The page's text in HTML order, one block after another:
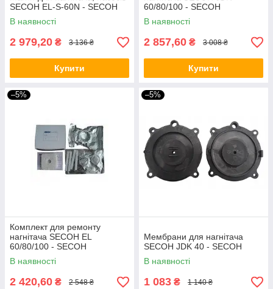
SECOH EL-S-60N - SECOH
В наявності
2 979,20 ₴ 3 136 ₴
Купити
60/80/100 - SECOH
В наявності
2 857,60 ₴ 3 008 ₴
Купити
–5%
Комплект для ремонту
нагнітача SECOH EL
60/80/100 - SECOH
В наявності
2 420,60 ₴ 2 548 ₴
–5%
Мембрани для нагнітача
SECOH JDK 40 - SECOH
В наявності
1 083 ₴ 1 140 ₴